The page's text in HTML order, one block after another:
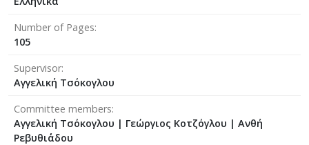
Number of Pages
105
Supervisor
Αγγελική Τσόκογλου
Committee members
Αγγελική Τσόκογλου | Γεώργιος Κοτζόγλου | Ανθή
Ρεβυθι΄άδου